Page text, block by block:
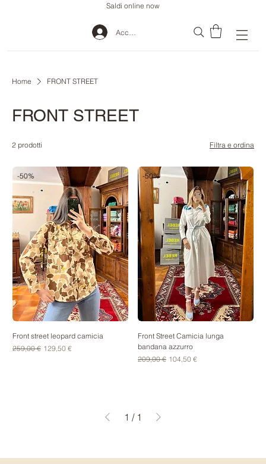
Saldi online now
Accedi
Home FRONT STREET
FRONT STREET
2 prodotti Filtra e ordina
-50%
Front street leopard camicia
Prezzo regolare
259,00 € Prezzo scontato
129,50 €
-50%
Front Street Camicia lunga
bandana azzurro
Prezzo regolare
209,00 € Prezzo scontato
104,50 €
1 / 1